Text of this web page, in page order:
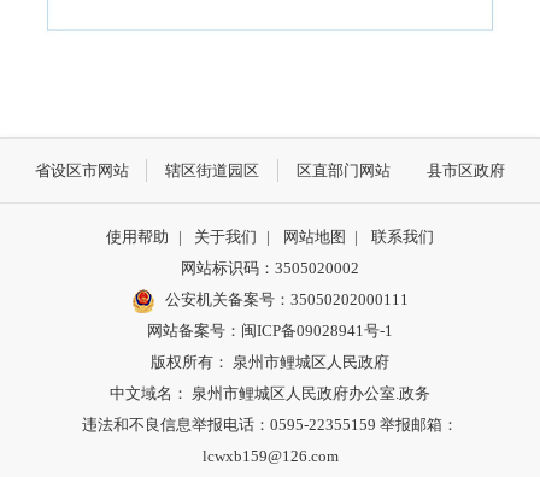
省设区市网站 辖区街道园区 区直部门网站 县市区政府
使用帮助 | 关于我们 | 网站地图 |
联系我们
网站标识码：3505020002
公安机关备案号：35050202000111
网站备案号：闽ICP备09028941号-1
版权所有： 泉州市鲤城区人民政府
中文域名： 泉州市鲤城区人民政府办公室.政务
违法和不良信息举报电话：0595-22355159 举报邮箱：
lcwxb159@126.com